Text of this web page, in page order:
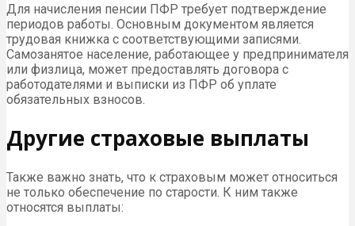
Для начисления пенсии ПФР требует подтверждение
периодов работы. Основным документом является
трудовая книжка с соответствующими записями.
Самозанятое население, работающее у предпринимателя
или физлица, может предоставлять договора с
работодателями и выписки из ПФР об уплате
обязательных взносов.
Другие страховые выплаты
Также важно знать, что к страховым может относиться
не только обеспечение по старости. К ним также
относятся выплаты: